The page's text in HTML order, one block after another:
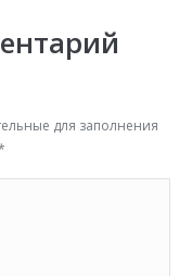
для заполнения